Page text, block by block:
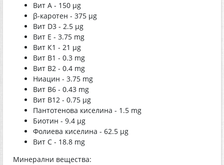
Вит A - 150 μg
β-каротен - 375 μg
Вит D3 - 2.5 μg
Вит Е - 3.75 mg
Вит К1 - 21 μg
Вит B1 - 0.3 mg
Вит B2 - 0.4 mg
Ниацин - 3.75 mg
Вит B6 - 0.43 mg
Вит B12 - 0.75 μg
Пантотенова киселина - 1.5 mg
Биотин - 9.4 μg
Фолиева киселина - 62.5 μg
Вит С - 18.8 mg
Минерални вещества: